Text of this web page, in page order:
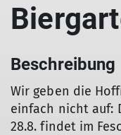
Beschreibung
Wir geben die
einfach nicht auf:
28.8. findet im